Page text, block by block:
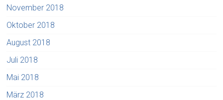
November 2018
Oktober 2018
August 2018
Juli 2018
Mai 2018
März 2018